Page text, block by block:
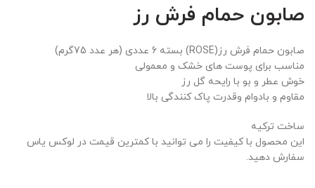
صابون حمام فرش رز
صابون حمام فرش رز(ROSE) بسته 6 عددی (هر عدد 75گرم)
مناسب برای پوست های خشک و معمولی
خوش عطر و بو با رایحه گل رز
مقاوم و بادوام وقدرت پاک کنندگی بالا
ساخت ترکیه
این محصول با کیفیت را می توانید با کمترین قیمت در لوکس یاس
سفارش دهید.